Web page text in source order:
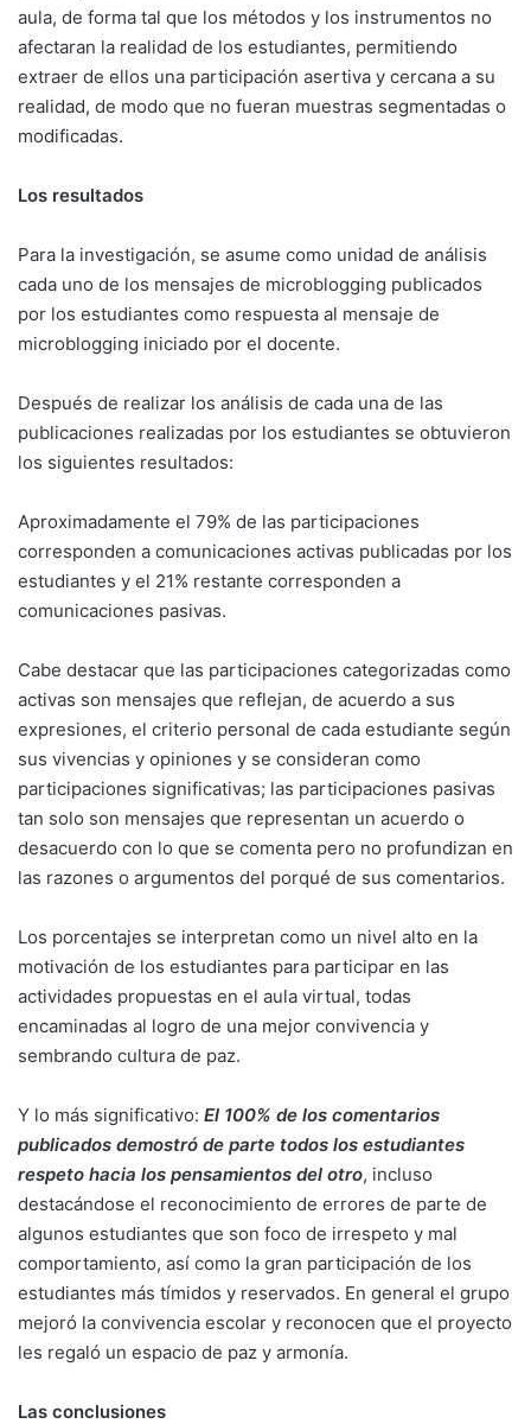
aula, de forma tal que los métodos y los instrumentos no
afectaran la realidad de los estudiantes, permitiendo
extraer de ellos una participación asertiva y cercana a su
realidad, de modo que no fueran muestras segmentadas o
modificadas.
Los resultados
Para la investigación, se asume como unidad de análisis
cada uno de los mensajes de microblogging publicados
por los estudiantes como respuesta al mensaje de
microblogging iniciado por el docente.
Después de realizar los análisis de cada una de las
publicaciones realizadas por los estudiantes se obtuvieron
los siguientes resultados:
Aproximadamente el 79% de las participaciones
corresponden a comunicaciones activas publicadas por los
estudiantes y el 21% restante corresponden a
comunicaciones pasivas.
Cabe destacar que las participaciones categorizadas como
activas son mensajes que reflejan, de acuerdo a sus
expresiones, el criterio personal de cada estudiante según
sus vivencias y opiniones y se consideran como
participaciones significativas; las participaciones pasivas
tan solo son mensajes que representan un acuerdo o
desacuerdo con lo que se comenta pero no profundizan en
las razones o argumentos del porqué de sus comentarios.
Los porcentajes se interpretan como un nivel alto en la
motivación de los estudiantes para participar en las
actividades propuestas en el aula virtual, todas
encaminadas al logro de una mejor convivencia y
sembrando cultura de paz.
Y lo más significativo: El 100% de los comentarios
publicados demostró de parte todos los estudiantes
respeto hacia los pensamientos del otro, incluso
destacándose el reconocimiento de errores de parte de
algunos estudiantes que son foco de irrespeto y mal
comportamiento, así como la gran participación de los
estudiantes más tímidos y reservados. En general el grupo
mejoró la convivencia escolar y reconocen que el proyecto
les regaló un espacio de paz y armonía.
Las conclusiones